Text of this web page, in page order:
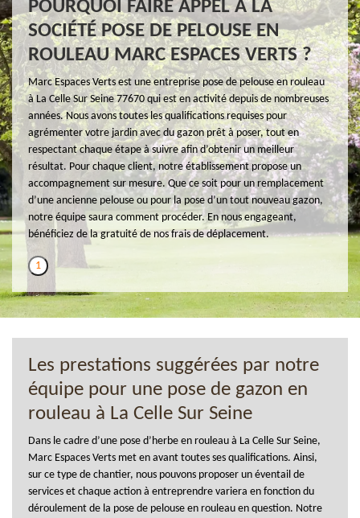
POURQUOI FAIRE APPEL À LA
SOCIÉTÉ POSE DE PELOUSE EN
ROULEAU MARC ESPACES VERTS ?
Marc Espaces Verts est une entreprise pose de pelouse en rouleau
à La Celle Sur Seine 77670 qui est en activité depuis de nombreuses
années. Nous avons toutes les qualifications requises pour
agrémenter votre jardin avec du gazon prêt à poser, tout en
respectant chaque étape à suivre afin d’obtenir un meilleur
résultat. Pour chaque client, notre établissement propose un
accompagnement sur mesure. Que ce soit pour un remplacement
d’une ancienne pelouse ou pour la pose d’un tout nouveau gazon,
notre équipe saura comment procéder. En nous engageant,
bénéficiez de la gratuité de nos frais de déplacement.
1
Les prestations suggérées par notre
équipe pour une pose de gazon en
rouleau à La Celle Sur Seine
Dans le cadre d’une pose d’herbe en rouleau à La Celle Sur Seine,
Marc Espaces Verts met en avant toutes ses qualifications. Ainsi,
sur ce type de chantier, nous pouvons proposer un éventail de
services et chaque action à entreprendre variera en fonction du
déroulement de la pose de pelouse en rouleau en question. Notre